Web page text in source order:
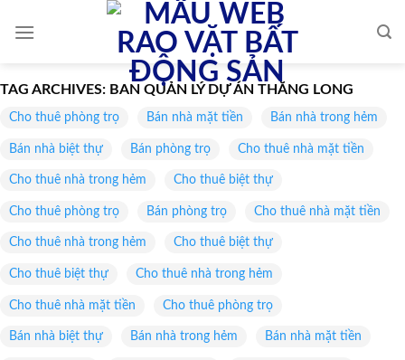
TAG ARCHIVES: BAN QUẢN LÝ DỰ ÁN THĂNG LONG
Cho thuê phòng trọ Bán nhà mặt tiền Bán nhà trong hẻm
Bán nhà biệt thự Bán phòng trọ Cho thuê nhà mặt tiền
Cho thuê nhà trong hẻm Cho thuê biệt thự
Cho thuê phòng trọ Bán phòng trọ Cho thuê nhà mặt tiền
Cho thuê nhà trong hẻm Cho thuê biệt thự
Cho thuê biệt thự Cho thuê nhà trong hẻm
Cho thuê nhà mặt tiền Cho thuê phòng trọ
Bán nhà biệt thự Bán nhà trong hẻm Bán nhà mặt tiền